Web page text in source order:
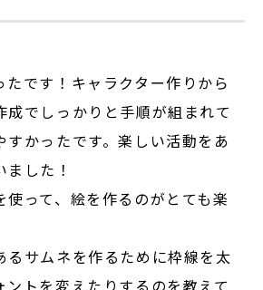
たです！キャラクター作りから
成でしっかりと手順が組まれて
すかったです。楽しい活動をあ
した！
使って、絵を作るのがとても楽
るサムネを作るために枠線を太